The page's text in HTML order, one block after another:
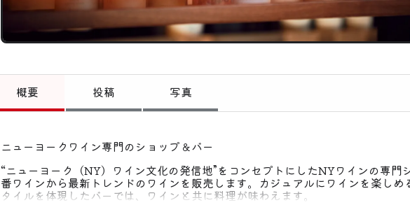
偏愛人
偏愛スポット
概要 投稿 写真
ニューヨークワイン専門のショップ＆バー
“ニューヨーク（NY）ワイン文化の発信地”をコンセプトにしたNYワインの専門
番ワインから最新トレンドのワインを販売します。カジュアルにワインを楽しめ
タイルを体現したバーでは、ワインと共に料理が味わえます。